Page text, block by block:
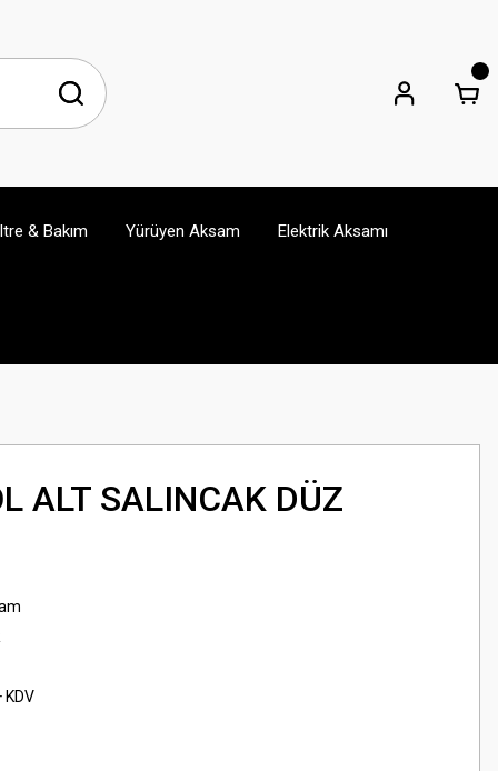
& Bakım Yürüyen Aksam Elektrik Aksamı
ALT SALINCAK DÜZ
KDV